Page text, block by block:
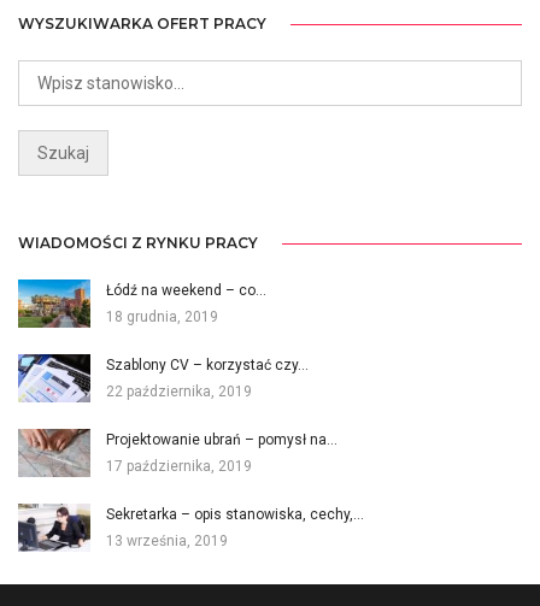
WYSZUKIWARKA OFERT PRACY
WIADOMOŚCI Z RYNKU PRACY
Łódź na weekend – co…
18 grudnia, 2019
Szablony CV – korzystać czy…
22 października, 2019
Projektowanie ubrań – pomysł na…
17 października, 2019
Sekretarka – opis stanowiska, cechy,…
13 września, 2019